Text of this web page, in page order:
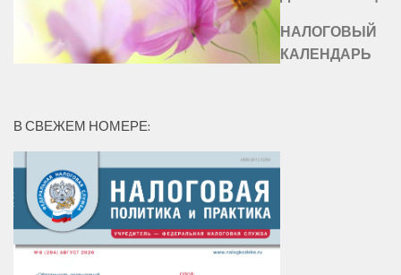
НАЛОГОВЫЙ
КАЛЕНДАРЬ
В СВЕЖЕМ НОМЕРЕ: